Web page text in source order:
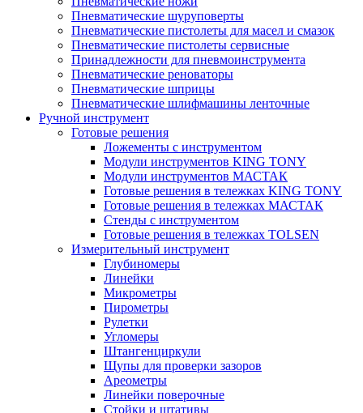
Пневматические шуруповерты
Пневматические пистолеты для масел и смазок
Пневматические пистолеты сервисные
Принадлежности для пневмоинструмента
Пневматические реноваторы
Пневматические шприцы
Пневматические шлифмашины ленточные
Ручной инструмент
Готовые решения
Ложементы с инструментом
Модули инструментов KING TONY
Модули инструментов МАСТАК
Готовые решения в тележках KING TONY
Готовые решения в тележках МАСТАК
Стенды с инструментом
Готовые решения в тележках TOLSEN
Измерительный инструмент
Глубиномеры
Линейки
Микрометры
Пирометры
Рулетки
Угломеры
Штангенциркули
Щупы для проверки зазоров
Ареометры
Линейки поверочные
Стойки и штативы